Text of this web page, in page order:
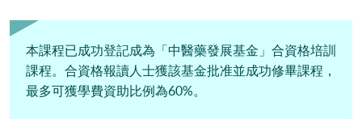
本課程已成功登記成為「中醫藥發展基金」合資格培訓
課程。合資格報讀人士獲該基金批准並成功修畢課程，
最多可獲學費資助比例為60%。